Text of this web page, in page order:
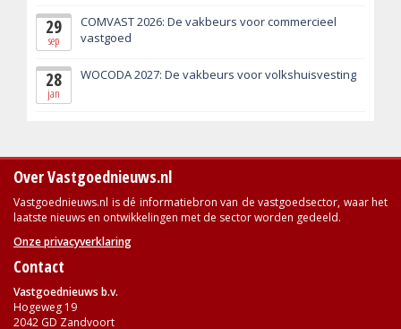
29
sep
COMVAST 2026: De vakbeurs voor commercieel
vastgoed
28
jan
WOCODA 2027: De vakbeurs voor volkshuisvesting
Over Vastgoednieuws.nl
Vastgoednieuws.nl is dé informatiebron van de vastgoedsector, waar het
laatste nieuws en ontwikkelingen met de sector worden gedeeld.
Onze privacyverklaring
Contact
Vastgoednieuws b.v.
Hogeweg 19
2042 GD Zandvoort